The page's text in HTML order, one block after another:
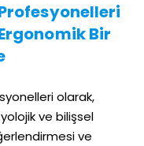
Bir
olarak,
ve bilişsel
ve